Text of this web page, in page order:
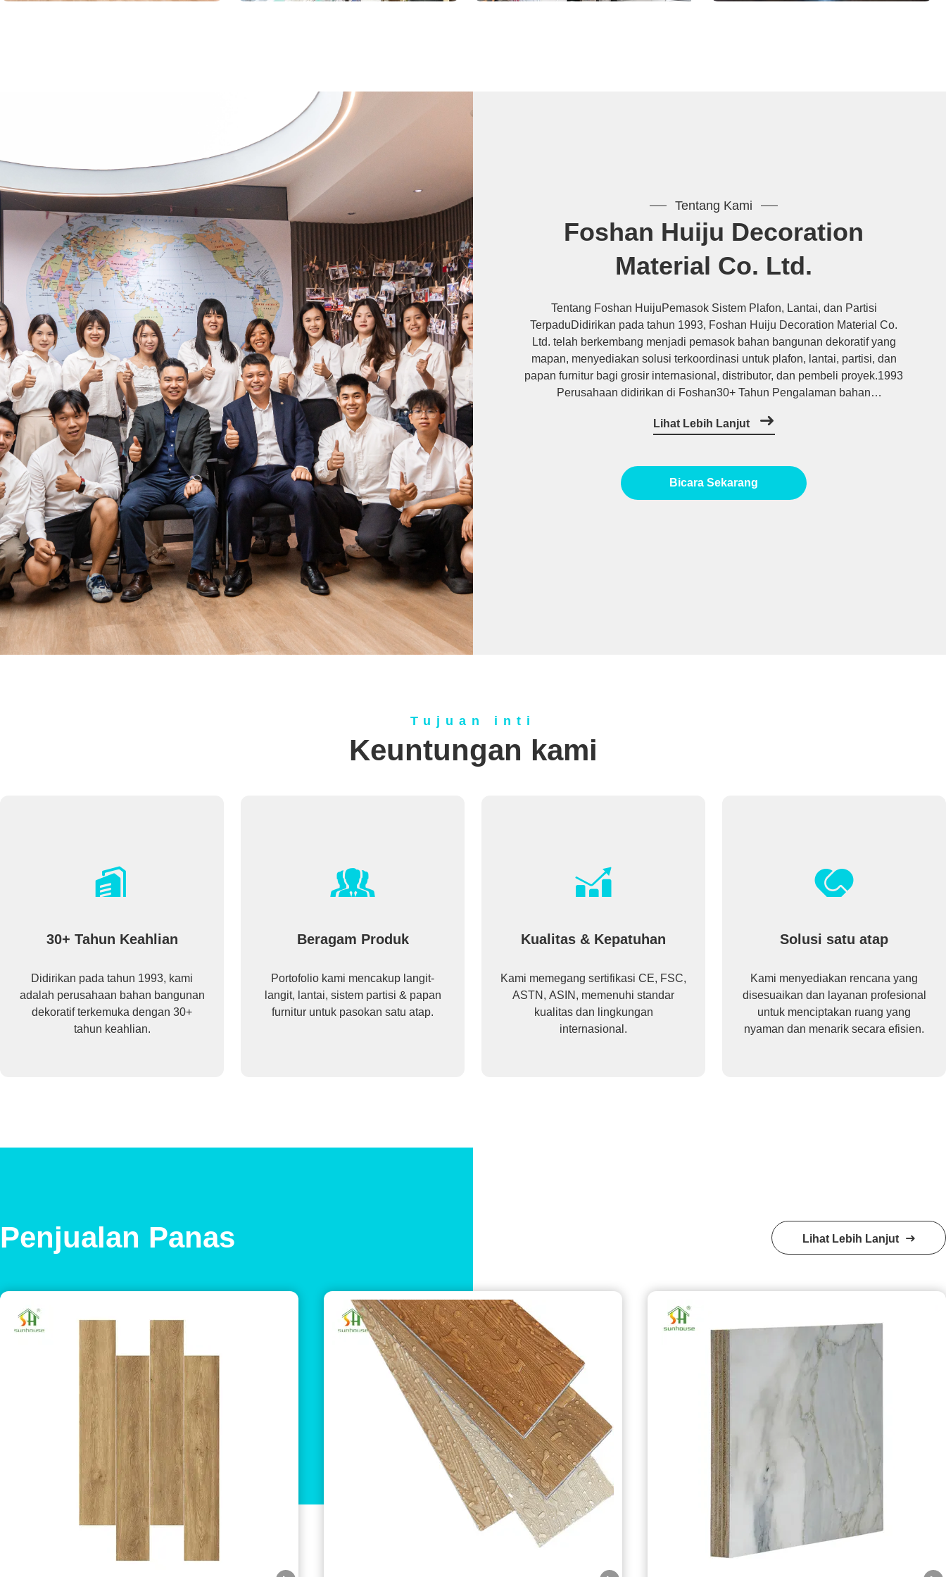
Tentang Kami
Foshan Huiju Decoration
Material Co. Ltd.
Tentang Foshan HuijuPemasok Sistem Plafon, Lantai, dan Partisi
TerpaduDidirikan pada tahun 1993, Foshan Huiju Decoration Material Co.
Ltd. telah berkembang menjadi pemasok bahan bangunan dekoratif yang
mapan, menyediakan solusi terkoordinasi untuk plafon, lantai, partisi, dan
papan furnitur bagi grosir internasional, distributor, dan pembeli proyek.1993
Perusahaan didirikan di Foshan30+ Tahun Pengalaman bahan
Decoration Material Co. ...
Lihat Lebih Lanjut
Bicara Sekarang
Tujuan inti
Keuntungan kami
30+ Tahun Keahlian
Didirikan pada tahun 1993, kami
adalah perusahaan bahan bangunan
dekoratif terkemuka dengan 30+
tahun keahlian.
Beragam Produk
Portofolio kami mencakup langit-
langit, lantai, sistem partisi & papan
furnitur untuk pasokan satu atap.
Kualitas & Kepatuhan
Kami memegang sertifikasi CE, FSC,
ASTN, ASIN, memenuhi standar
kualitas dan lingkungan
internasional.
Solusi satu atap
Kami menyediakan rencana yang
disesuaikan dan layanan profesional
untuk menciptakan ruang yang
nyaman dan menarik secara efisien.
Penjualan Panas Lihat Lebih Lanjut